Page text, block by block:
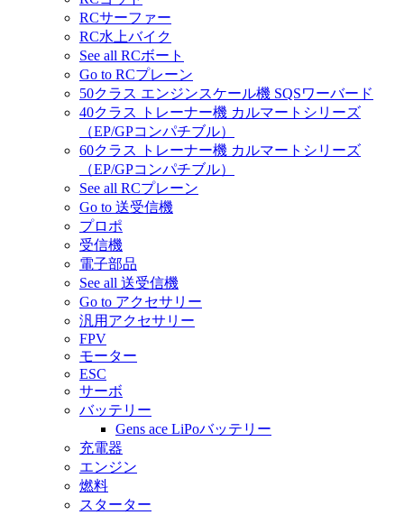
RCサーファー
RC水上バイク
See all RCボート
Go to RCプレーン
50クラス エンジンスケール機 SQSワーバード
40クラス トレーナー機 カルマートシリーズ
（EP/GPコンパチブル）
60クラス トレーナー機 カルマートシリーズ
（EP/GPコンパチブル）
See all RCプレーン
Go to 送受信機
プロポ
受信機
電子部品
See all 送受信機
Go to アクセサリー
汎用アクセサリー
FPV
モーター
ESC
サーボ
バッテリー
Gens ace LiPoバッテリー
充電器
エンジン
燃料
スターター